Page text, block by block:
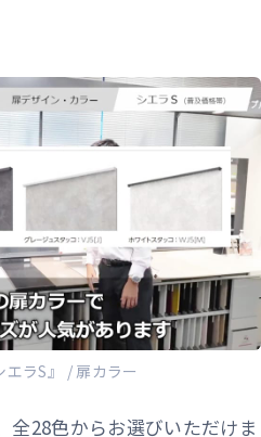
ラS』 / 扉カラー
全28色からお選びいただけま